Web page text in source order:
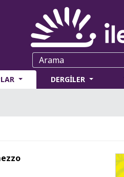
DERGİLER